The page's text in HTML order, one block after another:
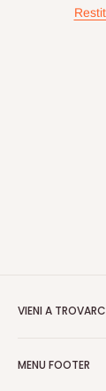
VIENI A
Nelle maggiori
MENU FOOTER